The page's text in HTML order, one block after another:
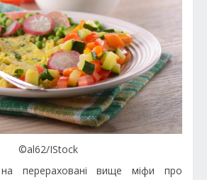
©al62/IStock
на перераховані вище міфи про